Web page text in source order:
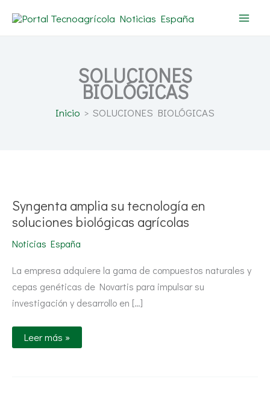
SOLUCIONES
BIOLÓGICAS
Inicio SOLUCIONES BIOLÓGICAS
Syngenta amplia su tecnología en
soluciones biológicas agrícolas
Noticias España
La empresa adquiere la gama de compuestos naturales y
cepas genéticas de Novartis para impulsar su
investigación y desarrollo en […]
en
soluciones
biológicas
Leer más »